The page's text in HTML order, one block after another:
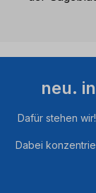
neu.
Dafür stehen
Dabei